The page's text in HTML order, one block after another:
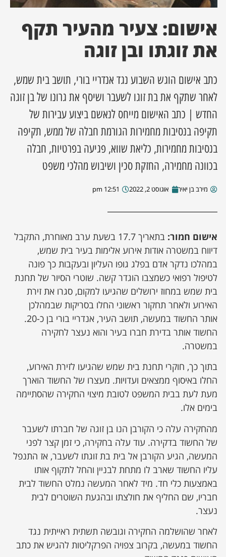
מסע מלחמה
השבוע
מקומית
עסקים
אישום: צעיר מהעיר תקף
את זוגתו ובן זוגה
כתב אישום הוגש השבוע נגד אנדריי בורי, תושב בית שמש,
לאחר שתקף את בת זוגו לשעבר ושיסף את גרונו של בן זוגה
החדש | כתב האישום מייחס לנאשם ביצוע עבירות של
תקיפה בנסיבות מחמירות הגורמת חבלה של ממש, תקיפה
בנסיבות מחמירות, כליאת שווא, פגיעה בפרטיות, חבלה
בכוונה מחמירה, החזקת סכין ושיבוש מהלכי משפט
מירב בן יאיר אוגוסט 2, 2022 12:51 pm
אישום חמור:
בתאריך 17.7 בשעת ערב מאוחרת, התקבל
דיווח במשטרה אודות אירוע אלימות בעיר בית שמש,
במהלכו נדקר אדם בפלג גופו העליון ובעקבות כך פונה
לטיפול רפואי כשמצבו הוגדר קשה. שוטרי הסיור של תחנת
בית שמש במחוז ירושלים שהגיעו למקום, סגרו את זירת
האירוע ולאחר תחקור ראשוני החלו בסריקות שבמהלכן
אותר החשוד במעשה, תושב העיר, אנדריי בורי בן כ-20.
החשוד אותר בדירת חברו בעיר והוא נעצר לחקירה
במשטרה.
בתוך כך, חוקרי תחנת בית שמש שהגיעו לזירת האירוע,
החלו באיסוף ממצאים ועדויות. מעצרו של החשוד הוארך
מעת לעת בבית המשפט לטובת מיצוי החקירה שהסתיימה
בימים אלו.
מהחקירה עלה כי הקורבן הנו בן זוגה של חברתו לשעבר
של החשוד בדקירה. עוד עלה בחקירה, כי זמן קצר לפני
המעשה, הגיע הקורבן אל בית בת זוגתו לשעבר, אז התנפל
עליו החשוד שארב לו מתחת לבניין והחל לתקוף אותו
באמצעות כלי חד. מיד לאחר המעשה נמלט החשוד לבית
חבריו, שם החליף את חולצתו ובהגעת השוטרים לבית
נעצר.
לאחר שהושלמה החקירה וגובשה תשתית ראייתית נגד
החשוד במעשה, בקרוב צפויה הפרקליטות להגיש את כתב